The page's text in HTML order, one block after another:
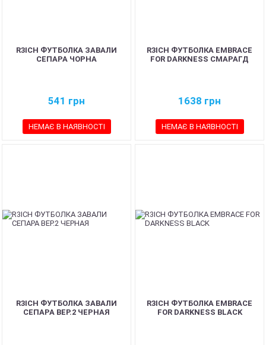
R3ICH ФУТБОЛКА ЗАВАЛИ
СЕПАРА ЧОРНА
541 грн
НЕМАЄ В НАЯВНОСТІ
R3ICH ФУТБОЛКА EMBRACE
FOR DARKNESS СМАРАГД
1638 грн
НЕМАЄ В НАЯВНОСТІ
R3ICH ФУТБОЛКА ЗАВАЛИ
СЕПАРА ВЕР.2 ЧЕРНАЯ
R3ICH ФУТБОЛКА EMBRACE
FOR DARKNESS BLACK